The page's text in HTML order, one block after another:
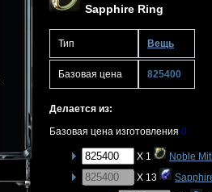
Sapphire Ring
Тип Вещь
Базовая цена 825400
Делается из:
Базовая цена изготовления 0
X 1
Noble
X 13